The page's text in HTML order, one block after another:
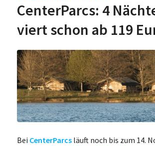
CenterParcs: 4
viert schon ab 119
Bei CenterParcsläuft noch bis zum 14.